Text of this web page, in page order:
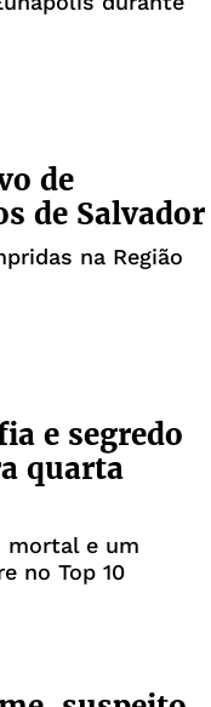
de
de Salvador
na Região
e segredo
quarta
mortal e um
no Top 10